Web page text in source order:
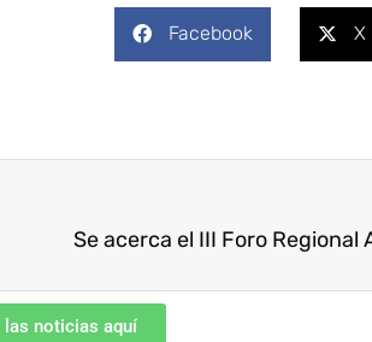
Facebook X
Se acerca el III Foro Regional
las noticias aquí